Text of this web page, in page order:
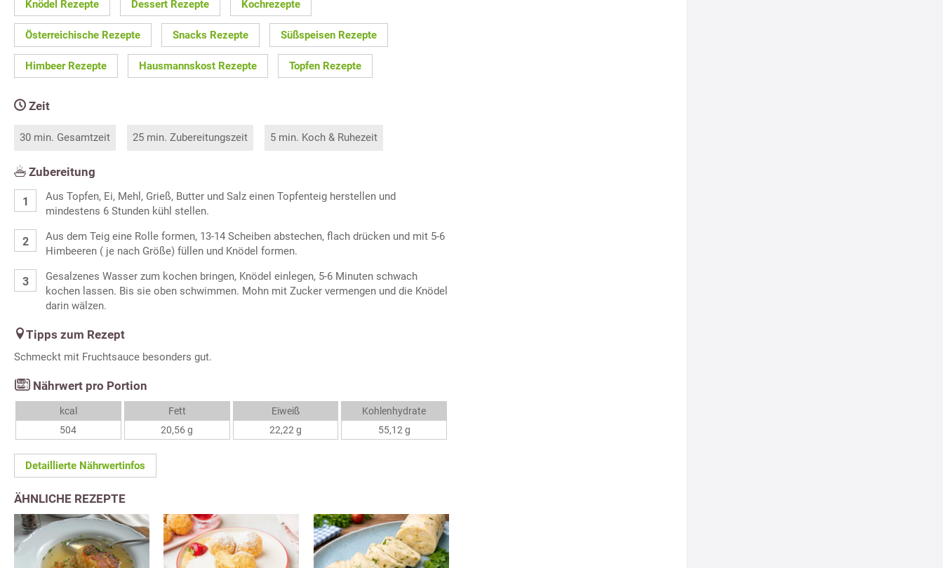
Knödel Rezepte Dessert Rezepte Kochrezepte
Österreichische Rezepte Snacks Rezepte Süßspeisen Rezepte
Himbeer Rezepte Hausmannskost Rezepte Topfen Rezepte
Zeit
30 min. Gesamtzeit 25 min. Zubereitungszeit 5 min. Koch & Ruhezeit
Zubereitung
Aus Topfen, Ei, Mehl, Grieß, Butter und Salz einen Topfenteig herstellen und
mindestens 6 Stunden kühl stellen.
Aus dem Teig eine Rolle formen, 13-14 Scheiben abstechen, flach drücken und mit 5-6
Himbeeren ( je nach Größe) füllen und Knödel formen.
Gesalzenes Wasser zum kochen bringen, Knödel einlegen, 5-6 Minuten schwach
kochen lassen. Bis sie oben schwimmen. Mohn mit Zucker vermengen und die Knödel
darin wälzen.
Tipps zum Rezept
Schmeckt mit Fruchtsauce besonders gut.
Nährwert pro Portion
kcal
504
Fett
20,56 g
Eiweiß
22,22 g
Kohlenhydrate
55,12 g
Detaillierte Nährwertinfos
ÄHNLICHE REZEPTE